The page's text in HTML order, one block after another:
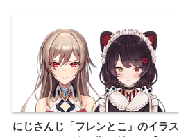
にじさんじ「フレンとこ」のイラス